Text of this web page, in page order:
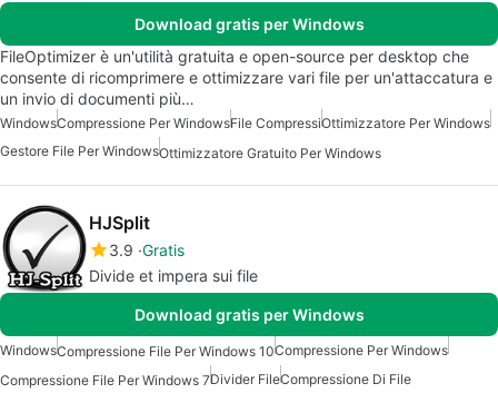
Download gratis per Windows
FileOptimizer è un'utilità gratuita e open-source per desktop che
consente di ricomprimere e ottimizzare vari file per un'attaccatura e
un invio di documenti più…
WindowsCompressione Per WindowsFile CompressiOttimizzatore Per Windows
Gestore File Per WindowsOttimizzatore Gratuito Per Windows
HJSplit
3.9 Gratis
Divide et impera sui file
Download gratis per Windows
WindowsCompressione File Per Windows 10Compressione Per Windows
Compressione File Per Windows 7Divider FileCompressione Di File